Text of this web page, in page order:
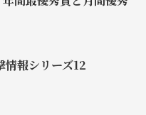
情報シリーズ12